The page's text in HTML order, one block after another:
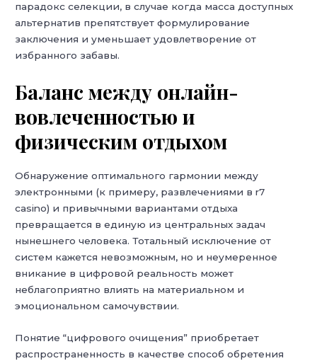
парадокс селекции, в случае когда масса доступных
альтернатив препятствует формулирование
заключения и уменьшает удовлетворение от
избранного забавы.
Баланс между онлайн-
вовлеченностью и
физическим отдыхом
Обнаружение оптимального гармонии между
электронными (к примеру, развлечениями в r7
casino) и привычными вариантами отдыха
превращается в единую из центральных задач
нынешнего человека. Тотальный исключение от
систем кажется невозможным, но и неумеренное
вникание в цифровой реальность может
неблагоприятно влиять на материальном и
эмоциональном самочувствии.
Понятие “цифрового очищения” приобретает
распространенность в качестве способ обретения